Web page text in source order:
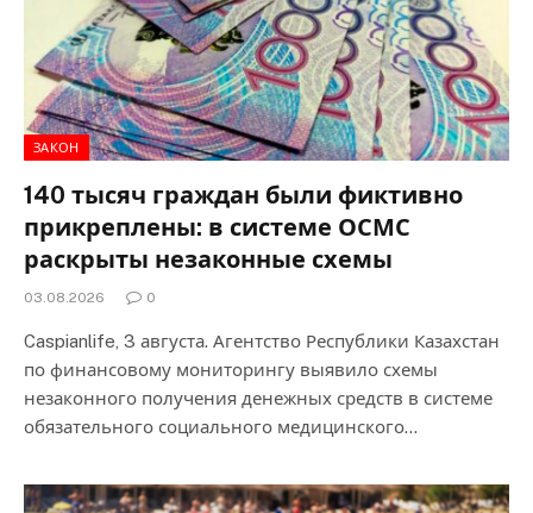
ЗАКОН
140 тысяч граждан были фиктивно
прикреплены: в системе ОСМС
раскрыты незаконные схемы
03.08.2026 0
Caspianlife, 3 августа. Агентство Республики Казахстан
по финансовому мониторингу выявило схемы
незаконного получения денежных средств в системе
обязательного социального медицинского…